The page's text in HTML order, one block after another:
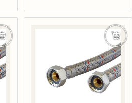
Добавяне в количката